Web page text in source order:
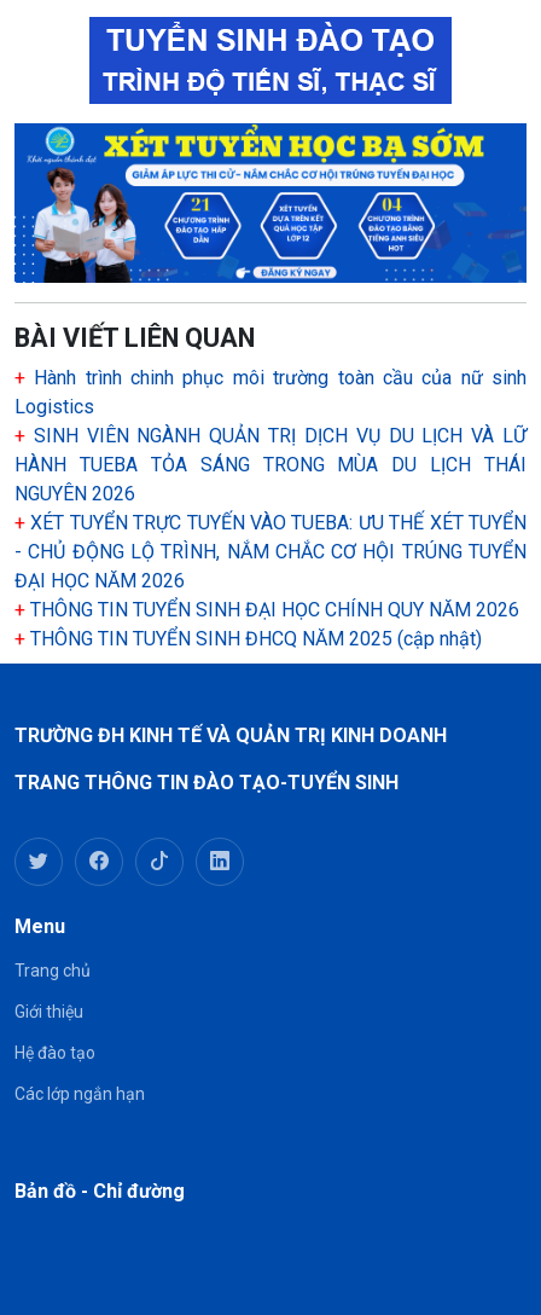
BÀI VIẾT LIÊN QUAN
+ Hành trình chinh phục môi trường toàn cầu của nữ sinh
Logistics
+ SINH VIÊN NGÀNH QUẢN TRỊ DỊCH VỤ DU LỊCH VÀ LỮ
HÀNH TUEBA TỎA SÁNG TRONG MÙA DU LỊCH THÁI
NGUYÊN 2026
+ XÉT TUYỂN TRỰC TUYẾN VÀO TUEBA: ƯU THẾ XÉT TUYỂN
- CHỦ ĐỘNG LỘ TRÌNH, NẮM CHẮC CƠ HỘI TRÚNG TUYỂN
ĐẠI HỌC NĂM 2026
+ THÔNG TIN TUYỂN SINH ĐẠI HỌC CHÍNH QUY NĂM 2026
+ THÔNG TIN TUYỂN SINH ĐHCQ NĂM 2025 (cập nhật)
TRƯỜNG ĐH KINH TẾ VÀ QUẢN TRỊ KINH DOANH
TRANG THÔNG TIN ĐÀO TẠO-TUYỂN SINH
Menu
Trang chủ
Giới thiệu
Hệ đào tạo
Các lớp ngắn hạn
Bản đồ - Chỉ đường